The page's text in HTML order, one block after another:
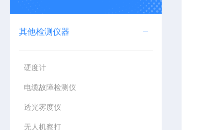
其他检测仪器
硬度计
电缆故障检测仪
透光雾度仪
无人机察打